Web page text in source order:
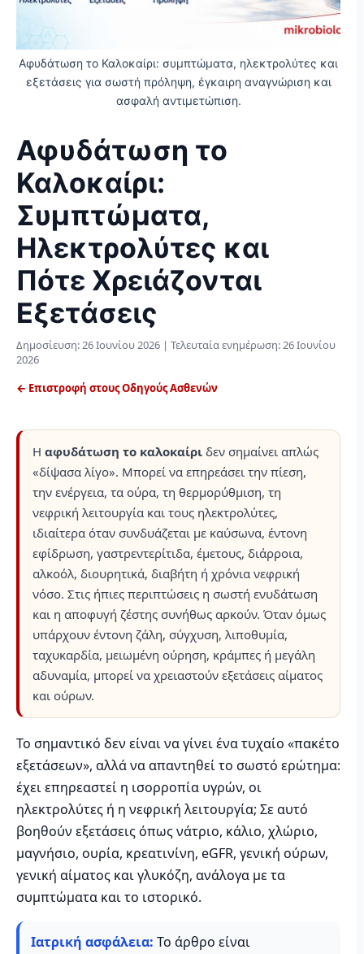
Αφυδάτωση το Καλοκαίρι: συμπτώματα, ηλεκτρολύτες και
εξετάσεις για σωστή πρόληψη, έγκαιρη αναγνώριση και
ασφαλή αντιμετώπιση.
Αφυδάτωση το
Καλοκαίρι:
Συμπτώματα,
Ηλεκτρολύτες και
Πότε Χρειάζονται
Εξετάσεις
Δημοσίευση:26 Ιουνίου 2026 | Τελευταία ενημέρωση:26 Ιουνίου
2026
← Επιστροφή στους Οδηγούς Ασθενών
Η αφυδάτωση το καλοκαίρι δεν σημαίνει απλώς
«δίψασα λίγο». Μπορεί να επηρεάσει την πίεση,
την ενέργεια, τα ούρα, τη θερμορύθμιση, τη
νεφρική λειτουργία και τους ηλεκτρολύτες,
ιδιαίτερα όταν συνδυάζεται με καύσωνα, έντονη
εφίδρωση, γαστρεντερίτιδα, έμετους, διάρροια,
αλκοόλ, διουρητικά, διαβήτη ή χρόνια νεφρική
νόσο. Στις ήπιες περιπτώσεις η σωστή ενυδάτωση
και η αποφυγή ζέστης συνήθως αρκούν. Όταν όμως
υπάρχουν έντονη ζάλη, σύγχυση, λιποθυμία,
ταχυκαρδία, μειωμένη ούρηση, κράμπες ή μεγάλη
αδυναμία, μπορεί να χρειαστούν εξετάσεις αίματος
και ούρων.
Το σημαντικό δεν είναι να γίνει ένα τυχαίο «πακέτο
εξετάσεων», αλλά να απαντηθεί το σωστό ερώτημα:
έχει επηρεαστεί η ισορροπία υγρών, οι
ηλεκτρολύτες ή η νεφρική λειτουργία; Σε αυτό
βοηθούν εξετάσεις όπως νάτριο, κάλιο, χλώριο,
μαγνήσιο, ουρία, κρεατινίνη, eGFR, γενική ούρων,
γενική αίματος και γλυκόζη, ανάλογα με τα
συμπτώματα και το ιστορικό.
Ιατρική ασφάλεια: Το άρθρο είναι